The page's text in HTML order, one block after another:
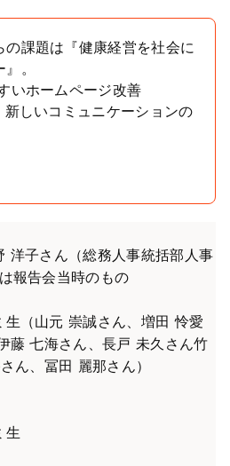
課題は『健康経営を社会に
。
いホームページ改善
しいコミュニケーションの
洋子さん（総務人事統括部人事
報告会当時のもの
（山元 崇誠さん、増田 怜愛
藤 七海さん、長戸 未久さん竹
ん、冨田 麗那さん）
生